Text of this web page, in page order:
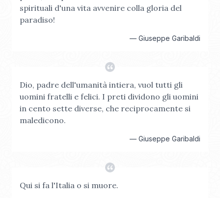
spirituali d'una vita avvenire colla gloria del
paradiso!
— Giuseppe Garibaldi
Dio, padre dell'umanità intiera, vuol tutti gli
uomini fratelli e felici. I preti dividono gli uomini
in cento sette diverse, che reciprocamente si
maledicono.
— Giuseppe Garibaldi
Qui si fa l'Italia o si muore.